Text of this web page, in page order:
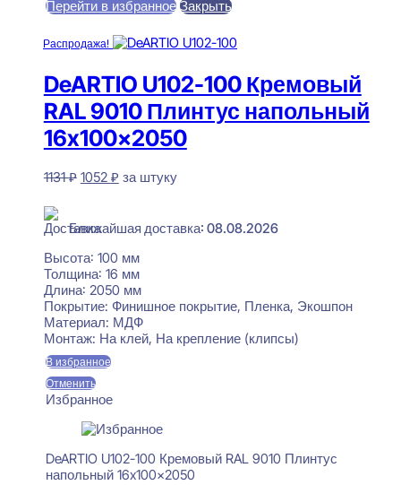
составляла
943 ₽.
Перейти в избранное Закрыть
Распродажа!
DeARTIO U102-100 Кремовый
RAL 9010 Плинтус напольный
16x100x2050
1131₽ Первоначальная
1131 ₽.
1052 ₽Текущая
за штуку
Ближайшая доставка: 08.08.2026
Высота: 100 мм
Толщина: 16 мм
Длина: 2050 мм
Покрытие: Финишное покрытие, Пленка, Экошпон
Материал: МДФ
Монтаж: На клей, На крепление (клипсы)
В избранное
Отменить
Избранное
DeARTIO U102-100 Кремовый RAL 9010 Плинтус
напольный 16x100x2050